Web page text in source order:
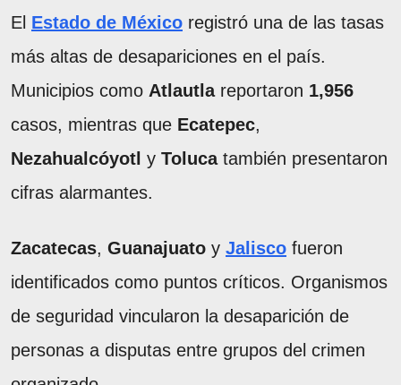
El Estado de México registró una de las tasas
más altas de desapariciones en el país.
Municipios como Atlautlareportaron 1,956
casos, mientras que Ecatepec,
Nezahualcóyotl y Tolucatambién presentaron
cifras alarmantes.
Zacatecas, Guanajuato y Jalisco fueron
identificados como puntos críticos. Organismos
de seguridad vincularon la desaparición de
personas a disputas entre grupos del crimen